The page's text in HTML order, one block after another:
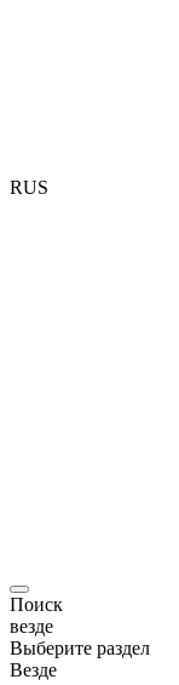
RUS
Поиск
везде
Выберите раздел
Везде